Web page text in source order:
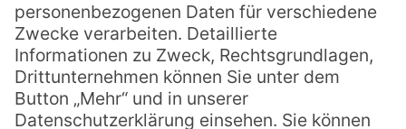
ständigen Kraft des Meeres stand. Der
Sänger Jacques Brel schrieb über die
Marquesas: „Auf diesen Inseln, auf der die
Einsamkeit absolut ist, habe ich eine Art
inneren Frieden